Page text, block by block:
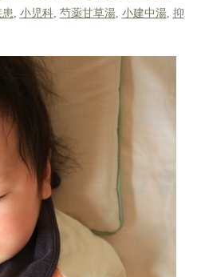
, 小児科, 芍薬甘草湯, 小建中湯, 抑